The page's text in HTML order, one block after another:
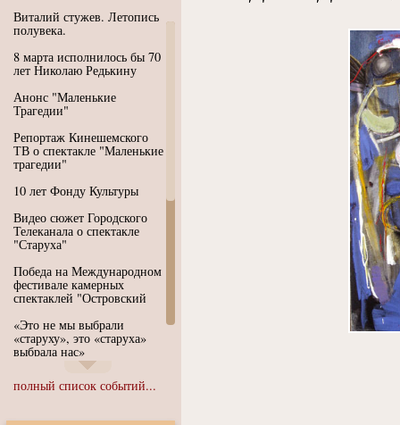
Виталий стужев. Летопись
полувека.
8 марта исполнилось бы 70
лет Николаю Редькину
Анонс "Маленькие
Трагедии"
Репортаж Кинешемского
ТВ о спектакле "Маленькие
трагедии"
10 лет Фонду Культуры
Видео сюжет Городского
Телеканала о спектакле
"Старуха"
Победа на Международном
фестивале камерных
спектаклей "Островский
«Это не мы выбрали
«старуху», это «старуха»
выбрала нас»
Иммерсивный спектакль
"Язык чистого полета
полный список событий...